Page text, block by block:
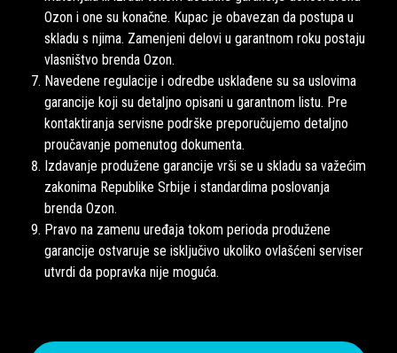
Ozon i one su konačne. Kupac je obavezan da postupa u
skladu s njima. Zamenjeni delovi u garantnom roku postaju
vlasništvo brenda Ozon.
Navedene regulacije i odredbe usklađene su sa uslovima
garancije koji su detaljno opisani u garantnom listu. Pre
kontaktiranja servisne podrške preporučujemo detaljno
proučavanje pomenutog dokumenta.
Izdavanje produžene garancije vrši se u skladu sa važećim
zakonima Republike Srbije i standardima poslovanja
brenda Ozon.
Pravo na zamenu uređaja tokom perioda produžene
garancije ostvaruje se isključivo ukoliko ovlašćeni serviser
utvrdi da popravka nije moguća.